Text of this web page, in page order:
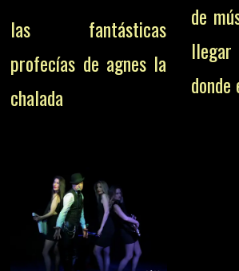
las fantásticas
profecías de agnes la
chalada
de